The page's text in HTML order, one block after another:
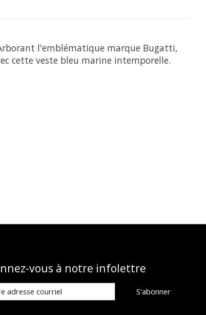
l'emblématique marque Bugatti,
cette veste bleu marine intemporelle.
vous à notre infolettre
S'abonner